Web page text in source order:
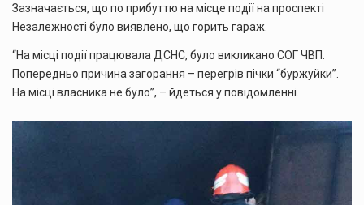
Зазначається, що по прибуттю на місце події на проспекті
Незалежності було виявлено, що горить гараж.
“На місці події працювала ДСНС, було викликано СОГ ЧВП.
Попередньо причина загорання – перегрів пічки “буржуйки”.
На місці власника не було”, – йдеться у повідомленні.